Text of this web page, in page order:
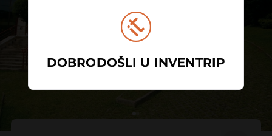
DOBRODOŠLI U INVENTRIP